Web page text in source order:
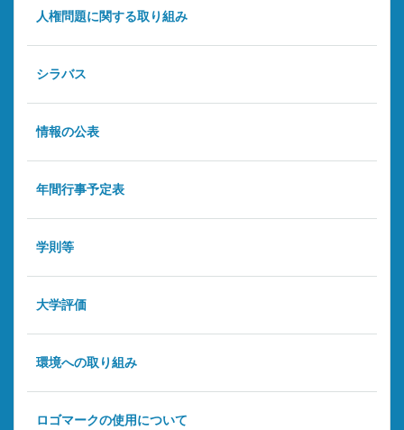
人権問題に関する取り組み
シラバス
情報の公表
年間行事予定表
学則等
大学評価
環境への取り組み
ロゴマークの使用について